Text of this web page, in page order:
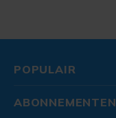
POPULAIR
ABONNEMENTEN